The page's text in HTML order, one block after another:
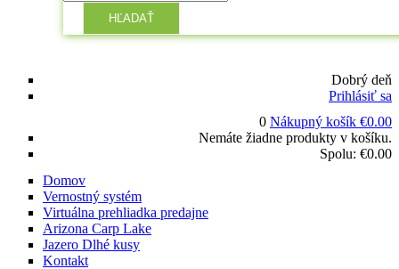
HĽADAŤ
Dobrý deň
Prihlásiť sa
0 Nákupný košík €0.00
Nemáte žiadne produkty v košíku.
Spolu: €0.00
Domov
Vernostný systém
Virtuálna prehliadka predajne
Arizona Carp Lake
Jazero Dlhé kusy
Kontakt